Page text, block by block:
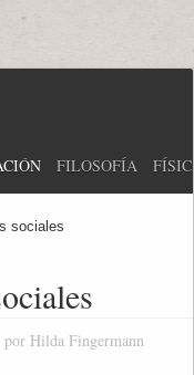
FILOSOFÍA
sociales
por Hilda Fingermann